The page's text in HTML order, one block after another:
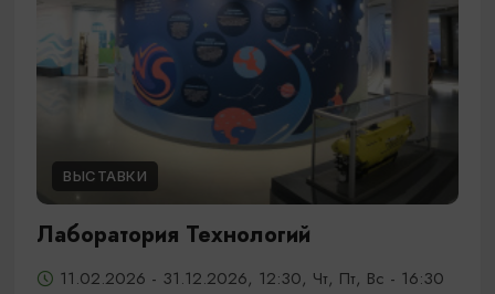
ВЫСТАВКИ
Лаборатория Технологий
11.02.2026 - 31.12.2026, 12:30, Чт, Пт, Вс - 16:30